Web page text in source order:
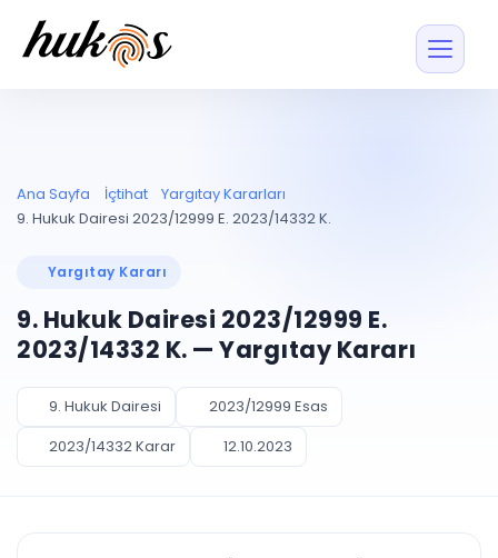
Entegrasyonu
UYAP ile otomatik
UYAP Evrak
Entegrasyonu
UETS Entegrasyonu
Tebligatları anında
Müvekkil ve taraf
Vekalet
PLANLAMA & TAKİP
Pano ve Takip
AKILLI & FİNANS
Blog
Ücretsiz Başlayın Giriş Yap
Ana Sayfa İçtihat
Yargıtay Kararları
9. Hukuk Dairesi 2023/12999 E. 2023/14332 K.
Yargıtay Kararı
9. Hukuk Dairesi 2023/12999 E.
2023/14332 K. — Yargıtay Kararı
9. Hukuk Dairesi
2023/12999 Esas
2023/14332 Karar
12.10.2023